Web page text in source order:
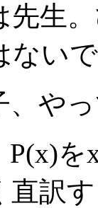
生
ない
、や
P(x)
直訳